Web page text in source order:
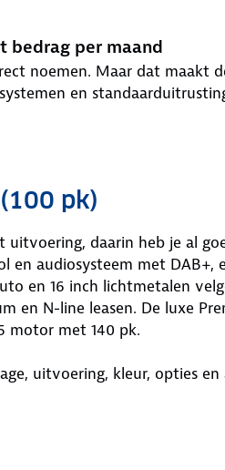
bedrag per maand
noemen. Maar dat maakt
en
pk)
daarin heb je al
en audiosysteem met DAB+,
en 16 inch lichtmetalen
en N-line leasen. De luxe
motor met 140 pk.
uitvoering, kleur, opties en